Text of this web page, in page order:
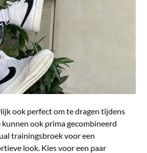
ook perfect om te dragen tijdens
kunnen ook prima gecombineerd
trainingsbroek voor een
look. Kies voor een paar